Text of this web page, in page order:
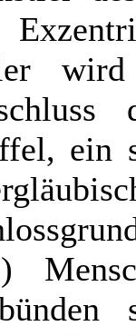
ein